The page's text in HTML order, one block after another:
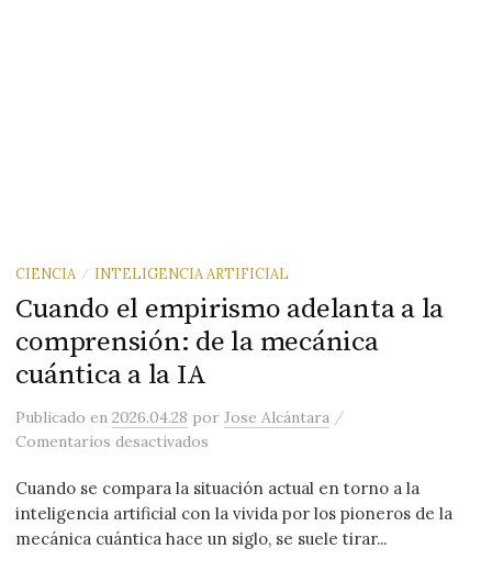
CIENCIA / INTELIGENCIA ARTIFICIAL
Cuando el empirismo adelanta a la
comprensión: de la mecánica
cuántica a la IA
Publicadoen2026.04.28 porJose Alcántara /
Comentarios desactivados
Cuando se compara la situación actual en torno a la
inteligencia artificial con la vivida por los pioneros de la
mecánica cuántica hace un siglo, se suele tirar...